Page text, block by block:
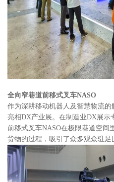
全向窄巷道前移式叉车NASO
作为深耕移动机器人及智慧物流
亮相DX产业展。在制造业DX展示
前移式叉车NASO在极限巷道空间
货物的过程，吸引了众多观众驻足